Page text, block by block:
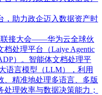
，助力政企迈入数据资产时
联接大会——华为云全球伙
处理平台（Laiye Agentic
）。智能体文档处理平
语言模型（LLM），利用
、精准地处理多语言、多版
理效率与数据决策能力；